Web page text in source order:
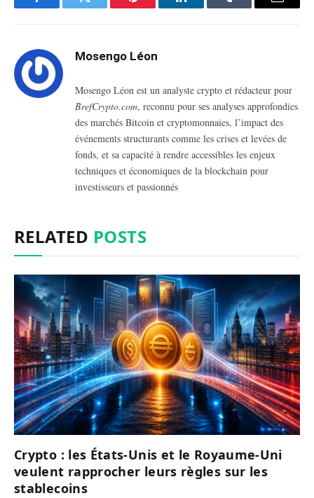
FacebookTwitter Pinterest LinkedInTumblr Email
Mosengo Léon
Mosengo Léon est un analyste crypto et rédacteur pour
BrefCrypto.com, reconnu pour ses analyses approfondies
des marchés Bitcoin et cryptomonnaies, l’impact des
événements structurants comme les crises et levées de
fonds, et sa capacité à rendre accessibles les enjeux
techniques et économiques de la blockchain pour
investisseurs et passionnés
RELATED POSTS
Crypto : les États-Unis et le Royaume-Uni
veulent rapprocher leurs règles sur les
stablecoins